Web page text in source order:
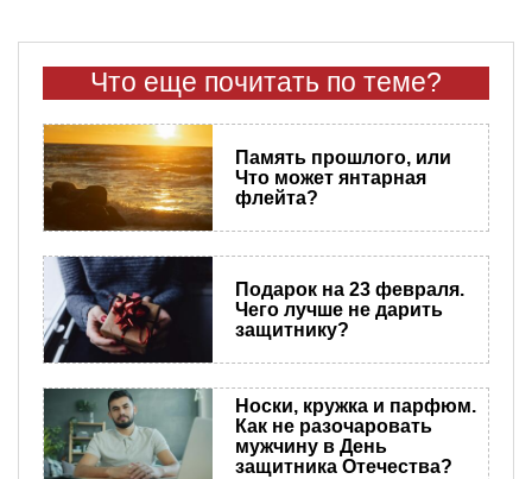
Что еще почитать по теме?
Память прошлого, или
Что может янтарная
флейта?
Подарок на 23 февраля.
Чего лучше не дарить
защитнику?
Носки, кружка и парфюм.
Как не разочаровать
мужчину в День
защитника Отечества?